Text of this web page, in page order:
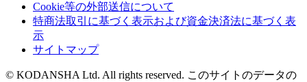
Cookie等の外部送信について
特商法取引に基づく表示および資金決済法に基づく表
示
サイトマップ
© KODANSHA Ltd. All rights reserved. このサイトのデータの